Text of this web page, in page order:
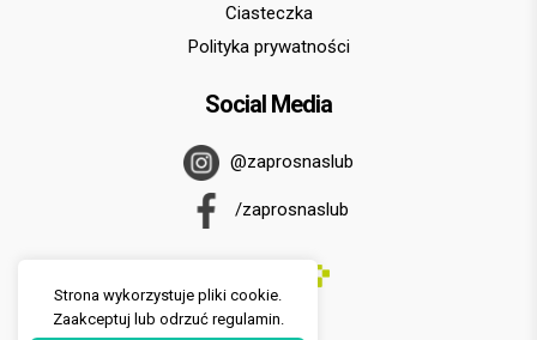
Ciasteczka
Polityka prywatności
Social Media
@zaprosnaslub
/zaprosnaslub
Strona wykorzystuje pliki cookie.
Zaakceptuj lub odrzuć regulamin.